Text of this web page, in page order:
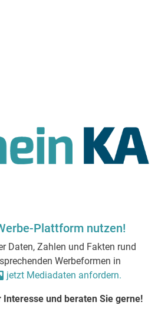
Plattform nutzen!
Daten, Zahlen und Fakten rund
Werbeformen in
jetzt Mediadaten anfordern.
und beraten Sie gerne!